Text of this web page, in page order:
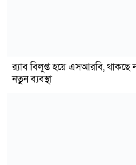
র‍্যাব বিলুপ্ত হয়ে এসআরবি,
নতুন ব্যবস্থা